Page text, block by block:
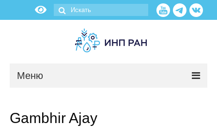
Меню
Gambhir Ajay